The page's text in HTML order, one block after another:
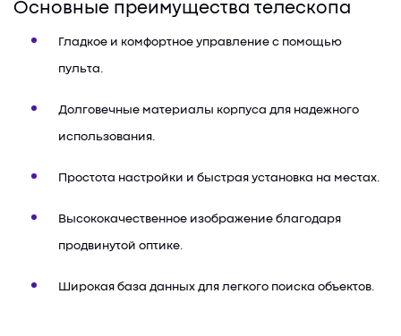
Основные преимущества телескопа
Гладкое и комфортное управление с помощью
пульта.
Долговечные материалы корпуса для надежного
использования.
Простота настройки и быстрая установка на местах.
Высококачественное изображение благодаря
продвинутой оптике.
Широкая база данных для легкого поиска объектов.